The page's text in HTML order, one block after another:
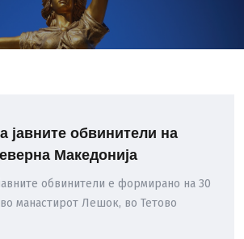
јавните обвинители на
Македонија
обвинители е формирано на 30
во манастирот Лешок, во Тетово